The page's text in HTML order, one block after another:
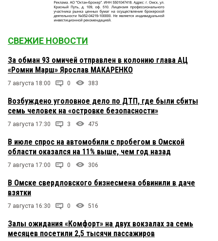
СВЕЖИЕ НОВОСТИ
За обман 93 омичей отправлен в колонию глава АЦ
«Ромни Марш» Ярослав МАКАРЕНКО
7 августа 18:00 0 383
Возбуждено уголовное дело по ДТП, где были сбиты
семь человек на «островке безопасности»
7 августа 17:30 3 475
В июле спрос на автомобили с пробегом в Омской
области оказался на 11% выше, чем год назад
7 августа 17:00 0 306
В Омске свердловского бизнесмена обвинили в даче
взятки
7 августа 16:30 0 516
Залы ожидания «Комфорт» на двух вокзалах за семь
месяцев посетили 2,5 тысячи пассажиров